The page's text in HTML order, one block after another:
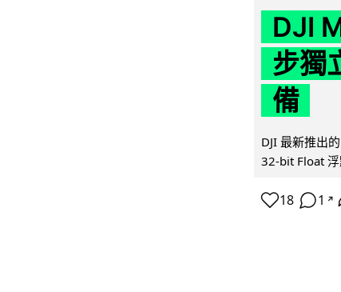
DJI
步獨
備
DJI 最新推出
32-bit Float
18 1 ↗